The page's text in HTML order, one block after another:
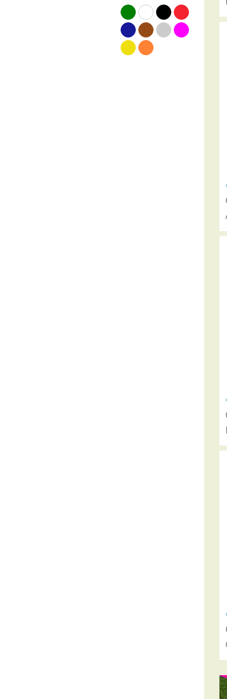
groenwit zwartrood
blauwbruingrijsroze
geeloranje